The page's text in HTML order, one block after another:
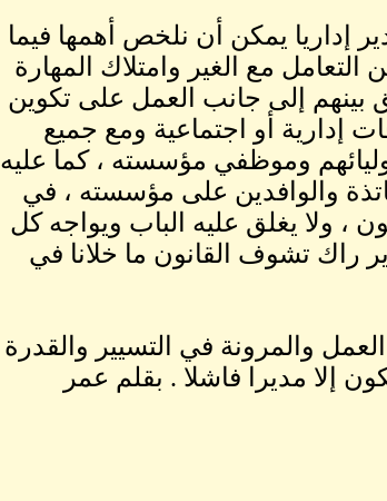
إداريا يمكن أن نلخص أهمها فيما
مع الغير وامتلاك المهارة
بينهم إلى جانب العمل على تكوين
إدارية أو اجتماعية ومع جميع
وموظفي مؤسسته ، كما عليه
والوافدين على مؤسسته ، في
، ولا يغلق عليه الباب ويواجه كل
راك تشوف القانون ما خلانا في
والمرونة في التسيير والقدرة
إلا مديرا فاشلا . بقلم عمر